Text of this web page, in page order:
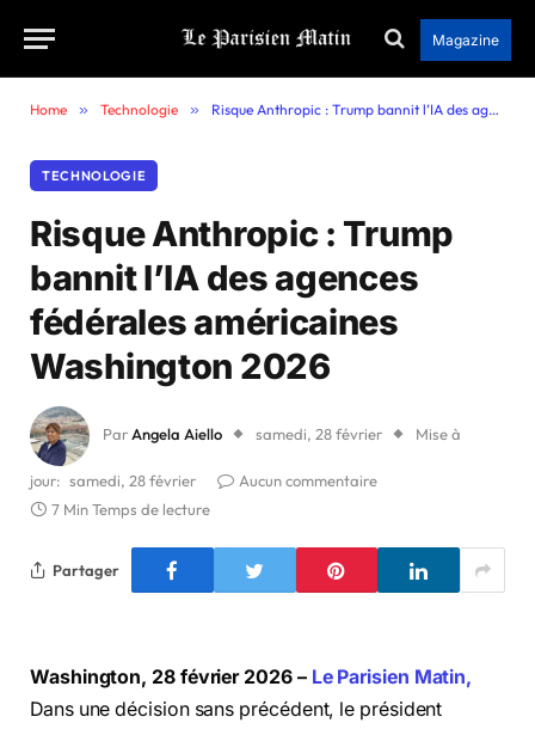
Magazine
Home » Technologie » Risque Anthropic : Trump bannit l’IA des agences fédérales américaines Washington 2026
TECHNOLOGIE
Risque Anthropic : Trump
bannit l’IA des agences
fédérales américaines
Washington 2026
Par Angela Aiello samedi, 28 février Mise à
jour: samedi, 28 février
Aucun commentaire
7 Min Temps de lecture
Partager
Washington, 28 février 2026 – Le Parisien Matin,
Dans une décision sans précédent, le président